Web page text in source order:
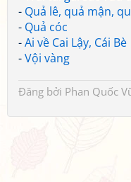
- Quả lê, quả mận,
- Quả cóc
-Ai về Cai Lậy, Cái Bè
-Vội vàng
Đăng bởi Phan Quốc